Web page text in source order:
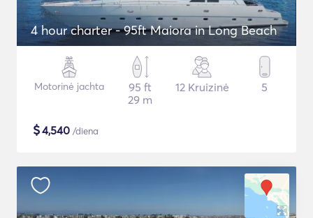
4 hour charter - 95ft Maiora in Long Beach
Motorinė jachta
95 ft
29 m
12 Kruizinė 5
$4,540 /diena